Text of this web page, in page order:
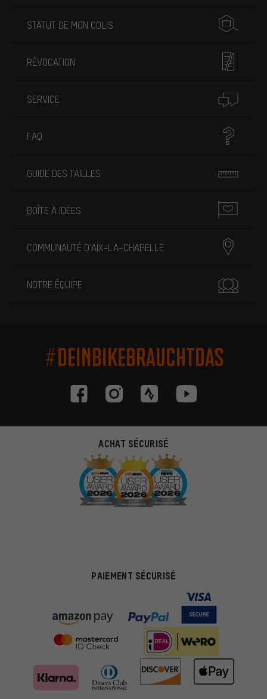
STATUT DE MON COLIS
RÉVOCATION
SERVICE
FAQ
GUIDE DES TAILLES
BOÎTE À IDÉES
COMMUNAUTÉ D'AIX-LA-CHAPELLE
NOTRE ÉQUIPE
#DEINBIKEBRAUCHTDAS
ACHAT SÉCURISÉ
PAIEMENT SÉCURISÉ